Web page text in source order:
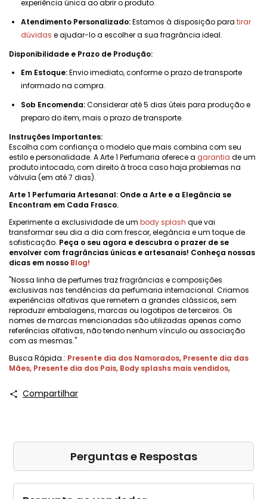
experiência única ao abrir o produto.
Atendimento Personalizado:Estamos à disposição para tirar
dúvidas e ajudar-lo a escolher a sua fragrância ideal.
Disponibilidade e Prazo de Produção:
Em Estoque:Envio imediato, conforme o prazo de transporte
informado na compra.
Sob Encomenda:Considerar até 5 dias úteis para produção e
preparo do item, mais o prazo de transporte.
Instruções Importantes:
Escolha com confiança o modelo que mais combina com seu
estilo e personalidade. A Arte 1 Perfumaria oferece a garantia de um
produto intocado, com direito à troca caso haja problemas na
válvula (em até 7 dias).
Arte 1 Perfumaria Artesanal: Onde a Arte e a Elegância se
Encontram em Cada Frasco.
Experimente a exclusividade de um body splash que vai
transformar seu dia a dia com frescor, elegância e um toque de
sofisticação. Peça o seu agora e descubra o prazer de se
envolver com fragrâncias únicas e artesanais! Conheça nossas
dicas em nosso Blog!
"Nossa linha de perfumes traz fragrâncias e composições
exclusivas nas tendências da perfumaria internacional. Criamos
experiências olfativas que remetem a grandes clássicos, sem
reproduzir embalagens, marcas ou logotipos de terceiros. Os
nomes de marcas mencionadas são utilizadas apenas como
referências olfativas, não tendo nenhum vínculo ou associação
com as mesmas."
Busca Rápida.: Presente dia dos Namorados, Presente dia das
Mães, Presente dia dos Pais, Body splashs mais vendidos,
Compartilhar
Perguntas e Respostas